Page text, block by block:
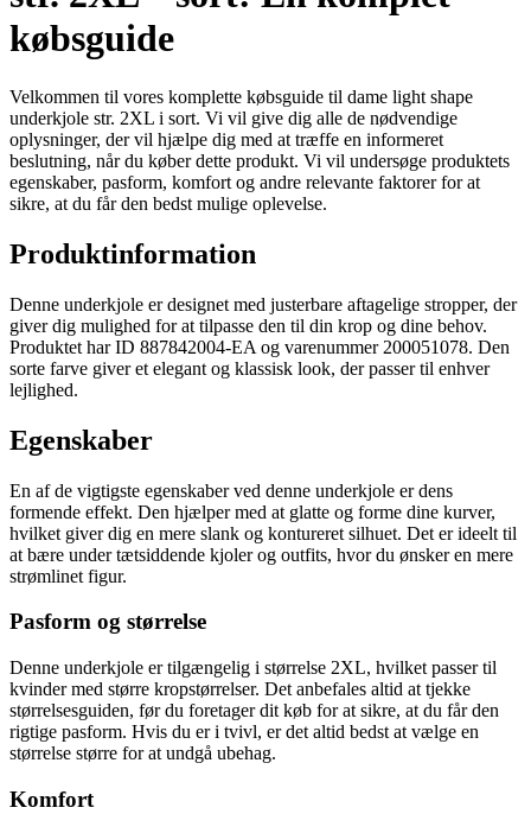
købsguide
Velkommen til vores komplette købsguide til dame light shape
underkjole str. 2XL i sort. Vi vil give dig alle de nødvendige
oplysninger, der vil hjælpe dig med at træffe en informeret
beslutning, når du køber dette produkt. Vi vil undersøge produktets
egenskaber, pasform, komfort og andre relevante faktorer for at
sikre, at du får den bedst mulige oplevelse.
Produktinformation
Denne underkjole er designet med justerbare aftagelige stropper, der
giver dig mulighed for at tilpasse den til din krop og dine behov.
Produktet har ID 887842004-EA og varenummer 200051078. Den
sorte farve giver et elegant og klassisk look, der passer til enhver
lejlighed.
Egenskaber
En af de vigtigste egenskaber ved denne underkjole er dens
formende effekt. Den hjælper med at glatte og forme dine kurver,
hvilket giver dig en mere slank og kontureret silhuet. Det er ideelt til
at bære under tætsiddende kjoler og outfits, hvor du ønsker en mere
strømlinet figur.
Pasform og størrelse
Denne underkjole er tilgængelig i størrelse 2XL, hvilket passer til
kvinder med større kropstørrelser. Det anbefales altid at tjekke
størrelsesguiden, før du foretager dit køb for at sikre, at du får den
rigtige pasform. Hvis du er i tvivl, er det altid bedst at vælge en
størrelse større for at undgå ubehag.
Komfort